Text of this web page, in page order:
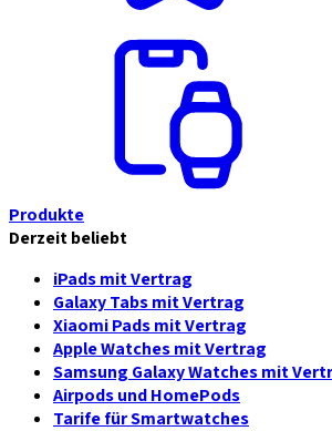
Produkte
Derzeit beliebt
iPads mit Vertrag
Galaxy Tabs mit Vertrag
Xiaomi Pads mit Vertrag
Apple Watches mit Vertrag
Samsung Galaxy Watches mit
Airpods und HomePods
Tarife für Smartwatches